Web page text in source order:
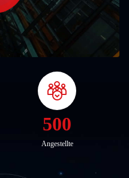
500
Angestellte